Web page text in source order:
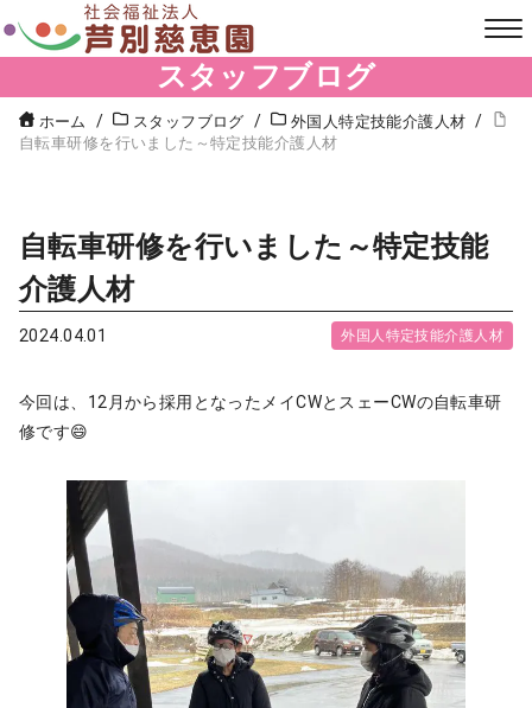
スタッフブログ
ホーム スタッフブログ
外国人特定技能介護人材
自転車研修を行いました～特定技能介護人材
自転車研修を行いました～特定技能
介護人材
2024.04.01 外国人特定技能介護人材
今回は、12月から採用となったメイCWとスェーCWの自転車研
修です😄